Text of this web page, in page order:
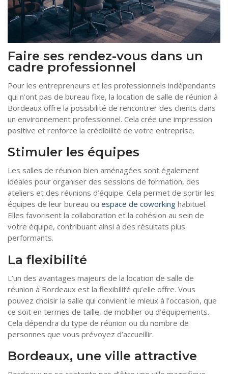
Faire ses rendez-vous dans un
cadre professionnel
Pour les entrepreneurs et les professionnels indépendants
qui n’ont pas de bureau fixe, la location de salle de réunion à
Bordeaux offre la possibilité de rencontrer des clients dans
un environnement professionnel. Cela crée une impression
positive et renforce la crédibilité de votre entreprise.
Stimuler les équipes
Les salles de réunion bien aménagées sont également
idéales pour organiser des sessions de formation, des
ateliers et des réunions d’équipe. Cela permet de sortir les
équipes de leur bureau ou espace de coworking habituel.
Elles favorisent la collaboration et la cohésion au sein de
votre équipe, contribuant ainsi à des résultats plus
performants.
La flexibilité
L’un des avantages majeurs de la location de salle de
réunion à Bordeaux est la flexibilité qu’elle offre. Vous
pouvez choisir la salle qui convient le mieux à l’occasion, que
ce soit en termes de taille, de mobilier ou d’équipements.
Cela dépendra du type de réunion ou du nombre de
personnes que vous prévoyez d’accueillir.
Bordeaux, une ville attractive